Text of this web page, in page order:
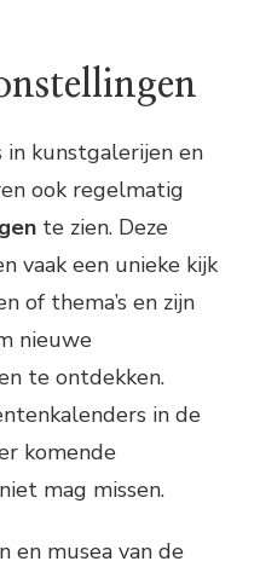
in kunstgalerijen en
ook regelmatig
te zien. Deze
vaak een unieke kijk
of thema’s en zijn
nieuwe
te ontdekken.
in de
komende
mag missen.
en musea van de